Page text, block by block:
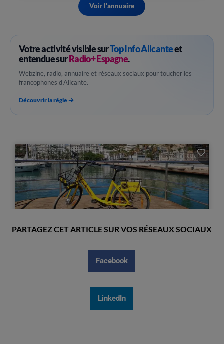
Voir l'annuaire
Votre activité visible surTop Info Alicanteet
entendue surRadio+ Espagne.
Webzine, radio, annuaire et réseaux sociaux pour toucher les
francophones d'Alicante.
Découvrir la régie
PARTAGEZ CET ARTICLE SUR VOS RÉSEAUX SOCIAUX
Facebook
LinkedIn